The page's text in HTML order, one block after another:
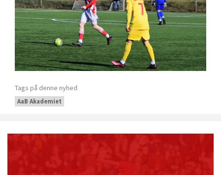
Tags på denne nyhed
AaB Akademiet